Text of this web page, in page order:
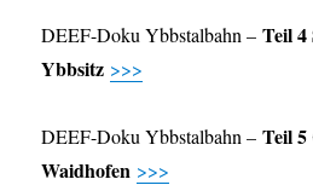
DEEF-Doku Ybbstalbahn –Teil 4
Ybbsitz >>>
DEEF-Doku Ybbstalbahn –Teil
Waidhofen >>>